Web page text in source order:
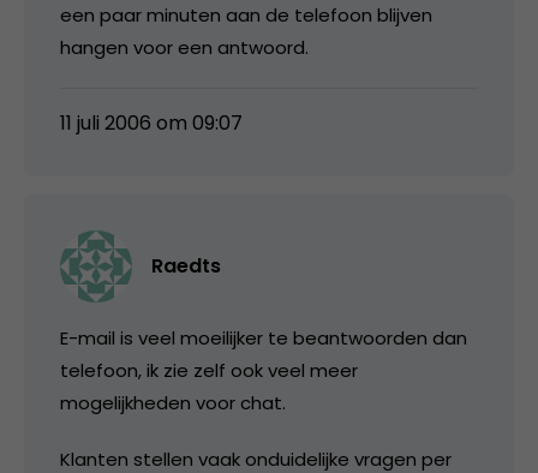
een paar minuten aan de telefoon blijven
hangen voor een antwoord.
11 juli 2006 om 09:07
Raedts
E-mail is veel moeilijker te beantwoorden dan
telefoon, ik zie zelf ook veel meer
mogelijkheden voor chat.
Klanten stellen vaak onduidelijke vragen per